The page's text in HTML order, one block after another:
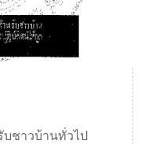
ชาวบ้านทั่วไป